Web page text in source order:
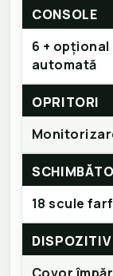
CONSOLE
6 +
automată
OPRITORI
18 scule
DISPOZITIV